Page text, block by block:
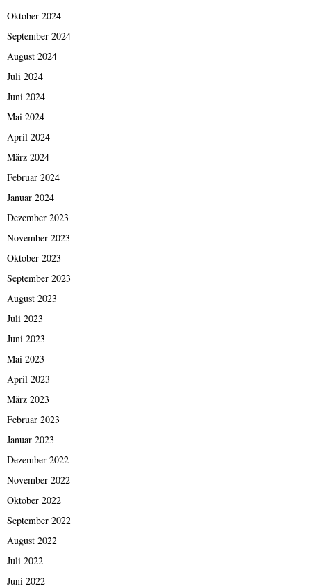
Oktober 2024
September 2024
August 2024
Juli 2024
Juni 2024
Mai 2024
April 2024
März 2024
Februar 2024
Januar 2024
Dezember 2023
November 2023
Oktober 2023
September 2023
August 2023
Juli 2023
Juni 2023
Mai 2023
April 2023
März 2023
Februar 2023
Januar 2023
Dezember 2022
November 2022
Oktober 2022
September 2022
August 2022
Juli 2022
Juni 2022